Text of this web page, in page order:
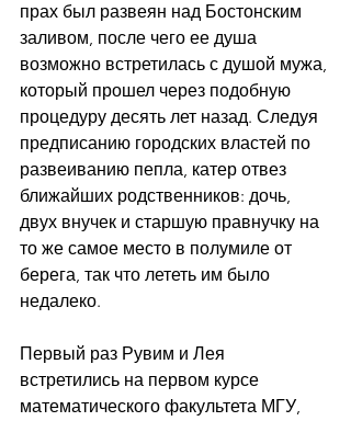
прах был развеян над Бостонским
заливом, после чего ее душа
возможно встретилась с душой мужа,
который прошел через подобную
процедуру десять лет назад. Следуя
предписанию городских властей по
развеиванию пепла, катер отвез
ближайших родственников: дочь,
двух внучек и старшую правнучку на
то же самое место в полумиле от
берега, так что лететь им было
недалеко.
Первый раз Рувим и Лея
встретились на первом курсе
математического факультета МГУ,